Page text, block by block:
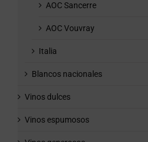
AOC Sancerre
AOC Vouvray
Italia
Blancos nacionales
Vinos dulces
Vinos espumosos